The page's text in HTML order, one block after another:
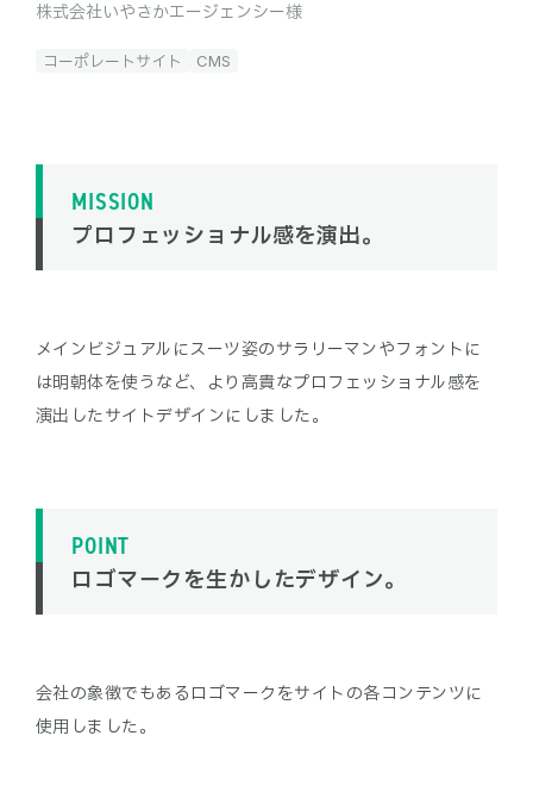
株式会社いやさかエージェンシー様
コーポレートサイト CMS
MISSION
プロフェッショナル感を演出。
メインビジュアルにスーツ姿のサラリーマンやフォントに
は明朝体を使うなど、より高貴なプロフェッショナル感を
POINT
ロゴマークを生かしたデザイン。
会社の象徴でもあるロゴマークをサイトの各コンテンツに